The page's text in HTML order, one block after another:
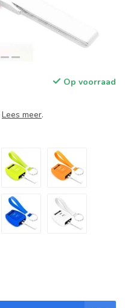
Op voorraad
Lees meer.